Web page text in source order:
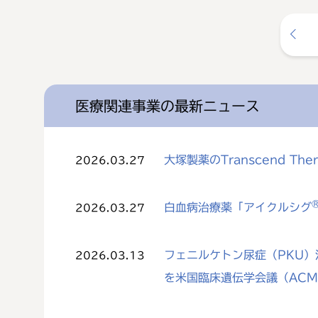
医療関連事業の最新ニュース
2026.03.27 大塚製薬のTranscend
2026.03.27 白血病治療薬「アイクルシグ
2026.03.13
フェニルケトン尿症（PKU
を米国臨床遺伝学会議（